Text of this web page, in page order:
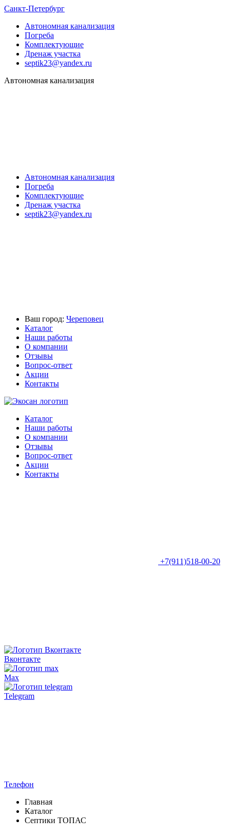
Санкт-Петербург
Автономная канализация
Погреба
Комплектующие
Дренаж участка
septik23@yandex.ru
Автономная канализация
Автономная канализация
Погреба
Комплектующие
Дренаж участка
septik23@yandex.ru
Ваш город: Череповец
Каталог
Наши работы
О компании
Отзывы
Вопрос-ответ
Акции
Контакты
Каталог
Наши работы
О компании
Отзывы
Вопрос-ответ
Акции
Контакты
+7(911)518-00-20
Вконтакте
Max
Telegram
Телефон
Главная
Каталог
Септики ТОПАС